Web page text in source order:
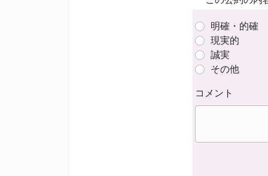
明確・的確
現実的
誠実
その他
コメント